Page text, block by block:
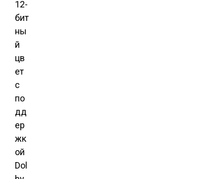
12-
бит
ны
й
цв
ет
с
по
дд
ер
жк
ой
Dol